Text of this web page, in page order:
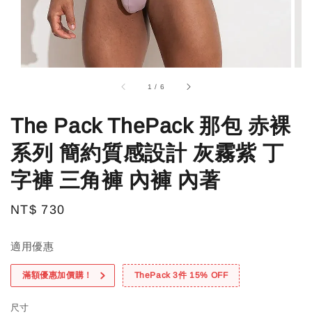
1 / 6
The Pack ThePack 那包 赤裸
系列 簡約質感設計 灰霧紫 丁
字褲 三角褲 內褲 內著
Regular
NT$ 730
適用優惠
滿額優惠加價購！ ThePack 3件 15% OFF
尺寸